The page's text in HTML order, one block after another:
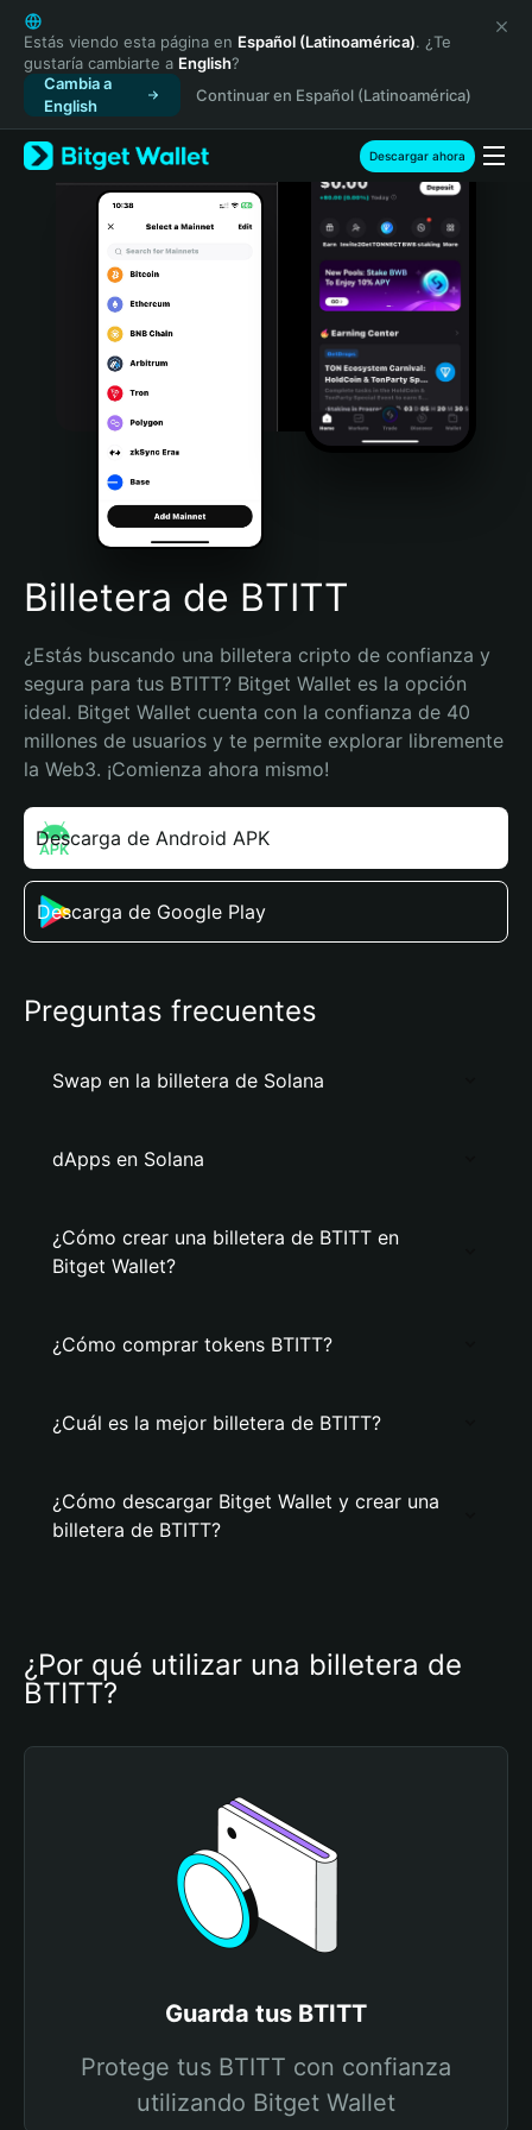
English
日本語
Tiếng Việt
Русский
Español (Latinoamérica)
Türkçe
Italiano
Português (Portugal)
Bahasa Indonesia
Português (Brasil)
Español (Argentina)
Estás viendo esta página en Español (Latinoamérica). ¿Te
gustaría cambiarte a English?
Cambia a
English
Continuar en Español (Latinoamérica)
Descargar ahora
Billetera de BTITT
¿Estás buscando una billetera cripto de confianza y
segura para tus BTITT? Bitget Wallet es la opción
ideal. Bitget Wallet cuenta con la confianza de 40
millones de usuarios y te permite explorar libremente
la Web3. ¡Comienza ahora mismo!
Descarga de Android APK
Descarga de Google Play
Preguntas frecuentes
Swap en la billetera de Solana
dApps en Solana
¿Cómo crear una billetera de BTITT en
Bitget Wallet?
¿Cómo comprar tokens BTITT?
¿Cuál es la mejor billetera de BTITT?
¿Cómo descargar Bitget Wallet y crear una
billetera de BTITT?
¿Por qué utilizar una billetera de
BTITT?
Guarda tus BTITT
Protege tus BTITT con confianza
utilizando Bitget Wallet